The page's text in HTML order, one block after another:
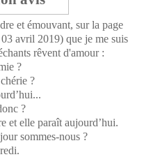
et émouvant, sur la page
avril 2019) que je me suis
rêvent d'amour :
?
?
?
et elle paraît aujourd’hui.
sommes-nous ?